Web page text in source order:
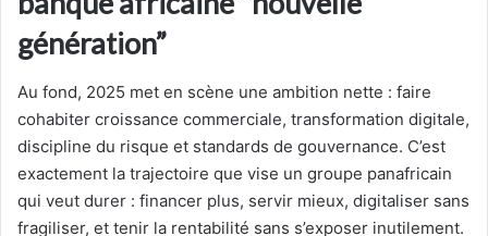
génération”
Au fond, 2025 met en scène une ambition nette : faire
cohabiter croissance commerciale, transformation digitale,
discipline du risque et standards de gouvernance. C’est
exactement la trajectoire que vise un groupe panafricain
qui veut durer : financer plus, servir mieux, digitaliser sans
fragiliser, et tenir la rentabilité sans s’exposer inutilement.